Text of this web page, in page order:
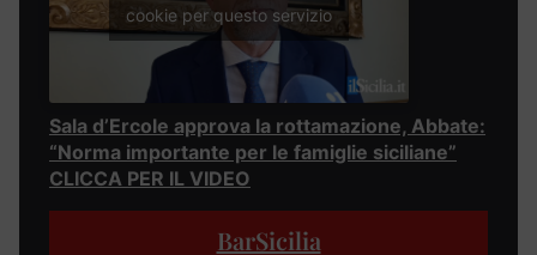
cookie per questo servizio
Sala d’Ercole approva la rottamazione, Abbate:
“Norma importante per le famiglie siciliane”
CLICCA PER IL VIDEO
BarSicilia